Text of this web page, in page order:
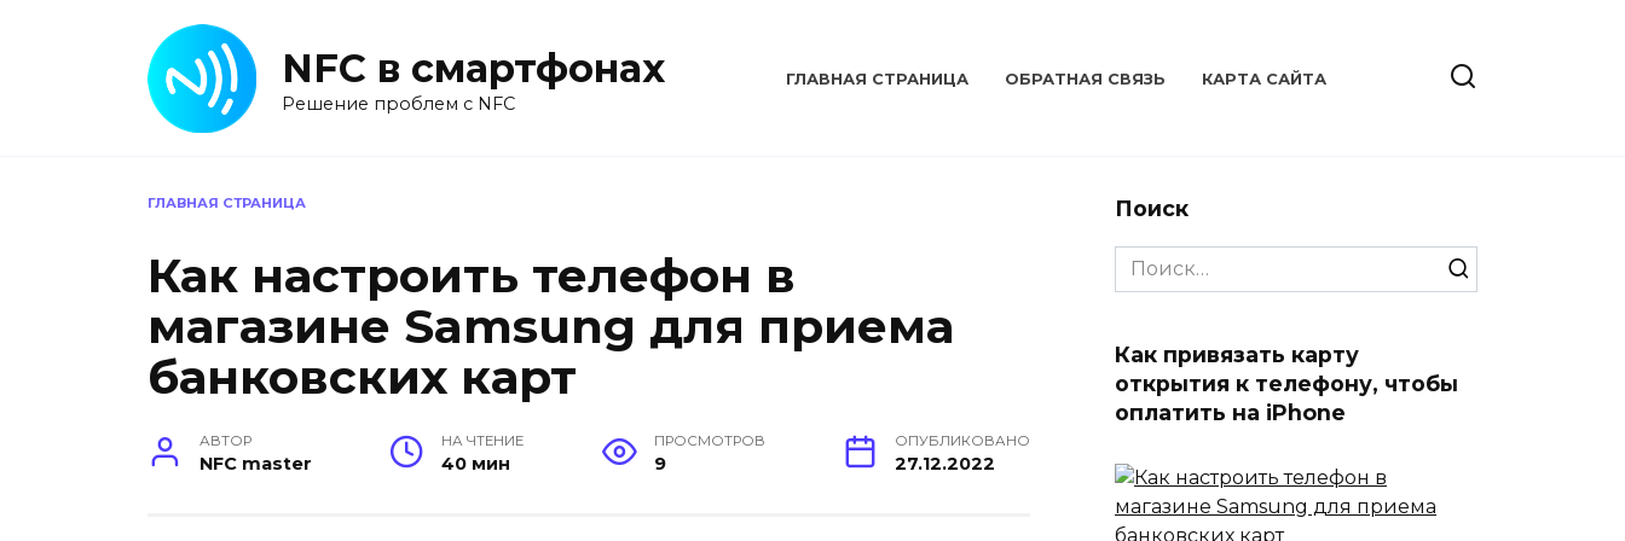
NFC в смартфонах
Решение проблем с NFC
ГЛАВНАЯ СТРАНИЦА ОБРАТНАЯ СВЯЗЬ КАРТА САЙТА
ГЛАВНАЯ СТРАНИЦА
Как настроить телефон в
магазине Samsung для приема
банковских карт
АВТОР
NFC master
НА ЧТЕНИЕ
40 мин
ПРОСМОТРОВ
9
ОПУБЛИКОВАНО
27.12.2022
Поиск
Search
for:
Как привязать карту
открытия к телефону, чтобы
оплатить на iPhone